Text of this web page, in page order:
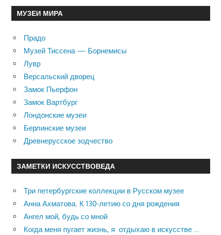
МУЗЕИ МИРА
Прадо
Музей Тиссена — Борнемисы
Лувр
Версальский дворец
Замок Пьерфон
Замок Вартбург
Лондонские музеи
Берлинские музеи
Древнерусское зодчество
ЗАМЕТКИ ИСКУССТВОВЕДА
Три петербургские коллекции в Русском музее
Анна Ахматова. К 130-летию со дня рождения
Ангел мой, будь со мной
Когда меня пугает жизнь, я отдыхаю в искусстве …